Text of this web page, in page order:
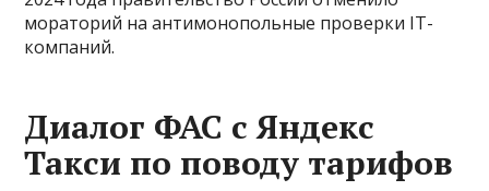
мораторий на антимонопольные проверки IT-
компаний.
Диалог ФАС с Яндекс
Такси по поводу тарифов